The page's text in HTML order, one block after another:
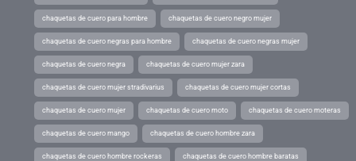
chaquetas de cuero para hombre chaquetas de cuero negro mujer
chaquetas de cuero negras para hombre chaquetas de cuero negras mujer
chaquetas de cuero negra chaquetas de cuero mujer zara
chaquetas de cuero mujer stradivarius chaquetas de cuero mujer cortas
chaquetas de cuero mujer chaquetas de cuero moto chaquetas de cuero moteras
chaquetas de cuero mango chaquetas de cuero hombre zara
chaquetas de cuero hombre rockeras chaquetas de cuero hombre baratas